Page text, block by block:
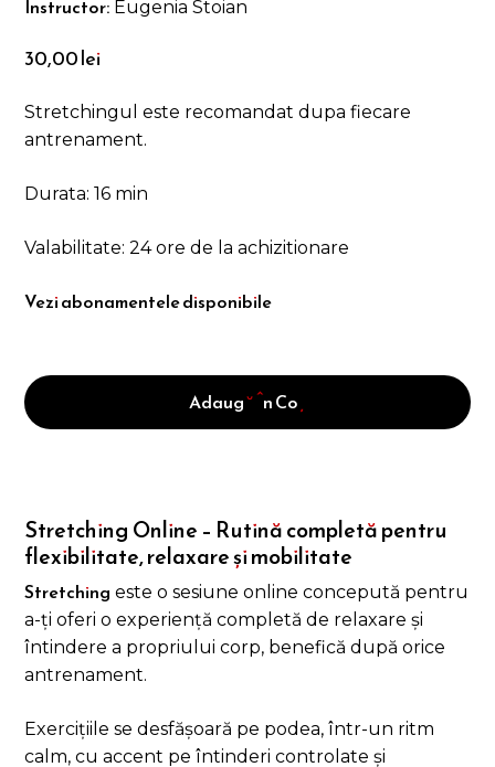
Instructor: Eugenia Stoian
30,00lei
Stretchingul este recomandat dupa fiecare
antrenament.
Durata: 16 min
Valabilitate: 24 ore de la achizitionare
Vezi abonamentele disponibile
Adaugă În Coș
Stretching Online – Rutină completă pentru
flexibilitate, relaxare și mobilitate
Stretching este o sesiune online concepută pentru
a-ți oferi o experiență completă de relaxare și
întindere a propriului corp, benefică după orice
antrenament.
Exercițiile se desfășoară pe podea, într-un ritm
calm, cu accent pe întinderi controlate și